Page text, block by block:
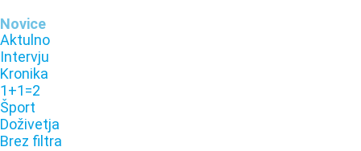
Novice
Aktulno
Intervju
Kronika
1+1=2
Šport
Doživetja
Brez filtra